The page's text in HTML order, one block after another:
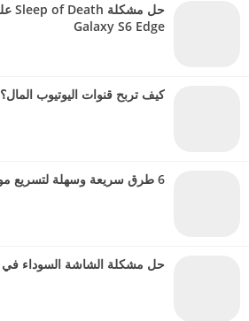
Galaxy S6 Edge
كيف تربح قنوات اليوتيوب المال؟
6 طرق سريعة وسهلة لتسريع مواقع Laravel
حل مشكلة الشاشة السوداء في Skyrim